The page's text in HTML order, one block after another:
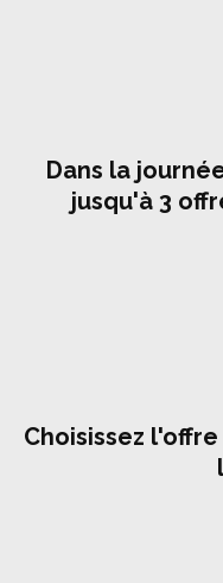
Dans la
jusqu'à 3
Choisissez